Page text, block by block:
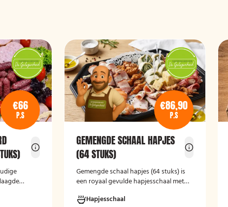
€66
P.S
€86,90
P.S
GEMENGDE SCHAAL HAPJES
(64 STUKS)
Gemengde schaal hapjes (64 stuks)is
een royaal gevulde hapjesschaal met
borrelhapjes. De schaal biedt voor ieder
Hapjesschaal